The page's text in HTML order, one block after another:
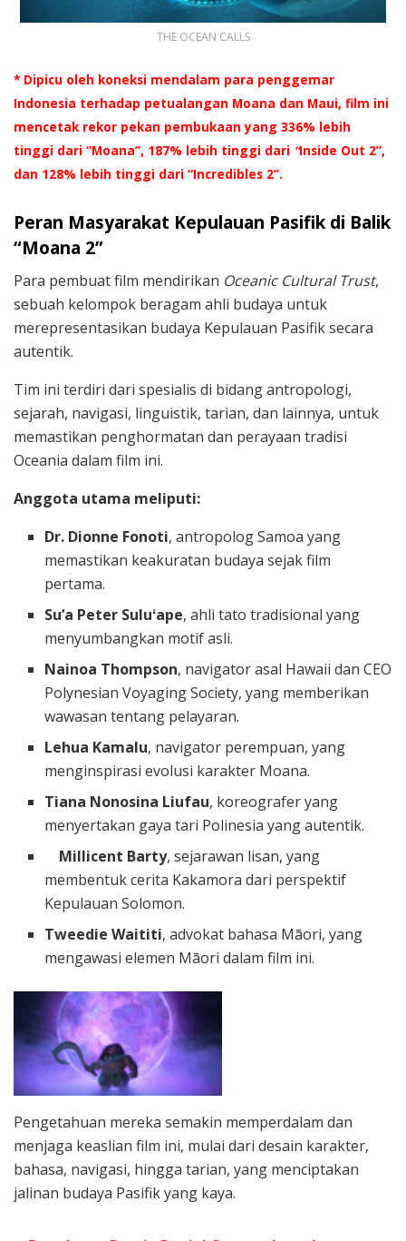
THE OCEAN CALLS
* Dipicu oleh koneksi mendalam para penggemar
Indonesia terhadap petualangan Moana dan Maui, film ini
mencetak rekor pekan pembukaan yang 336% lebih
tinggi dari “Moana”, 187% lebih tinggi dari “Inside Out 2”,
dan 128% lebih tinggi dari “Incredibles 2”.
Peran Masyarakat Kepulauan Pasifik di Balik
“Moana 2”
Para pembuat film mendirikan Oceanic Cultural Trust,
sebuah kelompok beragam ahli budaya untuk
merepresentasikan budaya Kepulauan Pasifik secara
autentik.
Tim ini terdiri dari spesialis di bidang antropologi,
sejarah, navigasi, linguistik, tarian, dan lainnya, untuk
memastikan penghormatan dan perayaan tradisi
Oceania dalam film ini.
Anggota utama meliputi:
Dr. Dionne Fonoti, antropolog Samoa yang
memastikan keakuratan budaya sejak film
pertama.
Su’a Peter Suluʻape, ahli tato tradisional yang
menyumbangkan motif asli.
Nainoa Thompson, navigator asal Hawaii dan CEO
Polynesian Voyaging Society, yang memberikan
wawasan tentang pelayaran.
Lehua Kamalu, navigator perempuan, yang
menginspirasi evolusi karakter Moana.
Tiana Nonosina Liufau, koreografer yang
menyertakan gaya tari Polinesia yang autentik.
Millicent Barty, sejarawan lisan, yang
membentuk cerita Kakamora dari perspektif
Kepulauan Solomon.
Tweedie Waititi, advokat bahasa Māori, yang
mengawasi elemen Māori dalam film ini.
Pengetahuan mereka semakin memperdalam dan
menjaga keaslian film ini, mulai dari desain karakter,
bahasa, navigasi, hingga tarian, yang menciptakan
jalinan budaya Pasifik yang kaya.